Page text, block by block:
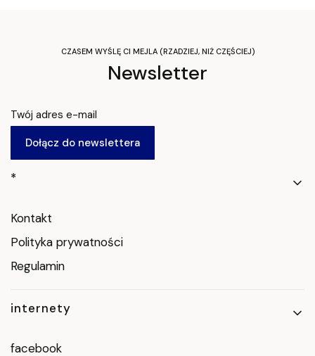
CZASEM WYŚLĘ CI MEJLA (RZADZIEJ, NIŻ CZĘŚCIEJ)
Newsletter
Twój adres e-mail
Dołącz do newslettera
Linki w stopce
*
Kontakt
Polityka prywatności
Regulamin
internety
facebook